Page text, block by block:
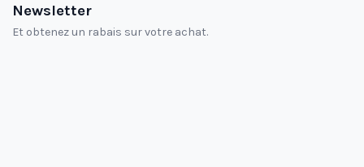
Newsletter
Et obtenez un rabais sur votre achat.